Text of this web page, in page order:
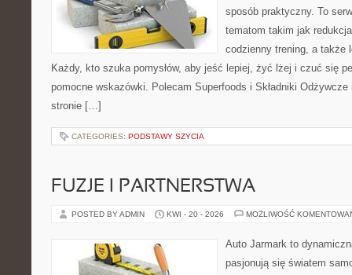
sposób praktyczny. To
tematom takim jak
codzienny trening, a także
Każdy, kto szuka pomysłów, aby jeść lepiej, żyć lżej i czuć się
pomocne wskazówki. Polecam Superfoods i Składniki
stronie […]
CATEGORIES: PODSTAWY SZYCIA
FUZJE I PARTNERSTWA
POSTED BY ADMIN KWI - 20 - 2026 MOŻLIWOŚĆ
Auto Jarmark to
pasjonują się światem